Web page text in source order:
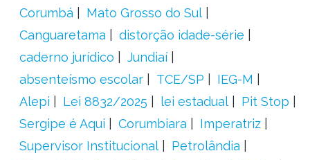
Corumbá
Mato Grosso do Sul
Canguaretama
distorção idade-série
caderno jurídico
Jundiaí
absenteísmo escolar
TCE/SP
IEG-M
Alepi
Lei 8832/2025 lei estadual
Pit Stop
Sergipe é Aqui
Corumbiara
Imperatriz
Supervisor Institucional
Petrolândia